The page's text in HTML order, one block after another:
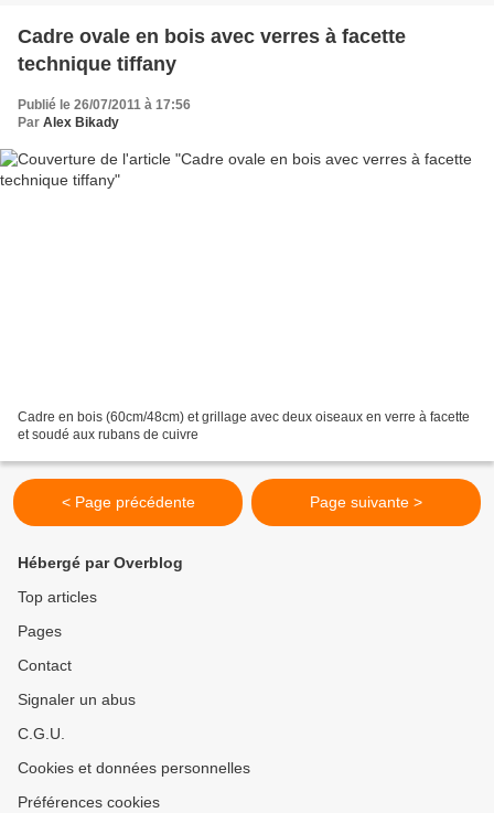
Cadre ovale en bois avec verres à facette
technique tiffany
Publié le 26/07/2011 à 17:56
Par Alex Bikady
Cadre en bois (60cm/48cm) et grillage avec deux oiseaux en verre à facette
et soudé aux rubans de cuivre
< Page précédente Page suivante >
Hébergé par Overblog
Top articles
Pages
Contact
Signaler un abus
C.G.U.
Cookies et données personnelles
Préférences cookies